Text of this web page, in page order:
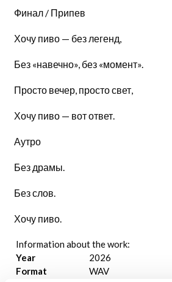
Финал / Припев
Хочу пиво — без легенд,
Без «навечно», без «момент».
Просто вечер, просто свет,
Хочу пиво — вот ответ.
Аутро
Без драмы.
Без слов.
Хочу пиво.
Information about the work:
Year
2026
Format
WAV